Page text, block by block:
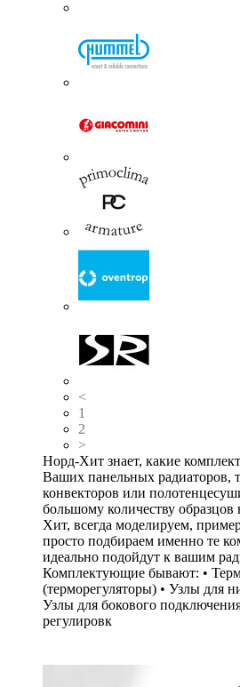
<
1
2
>
Норд-Хит знает, какие
Ваших панельных радиаторов,
конвекторов или
большому количеству
Хит, всегда моделируем,
просто подбираем именно те
идеально подойдут к вашим
Комплектующие бывают: •
(терморегуляторы) • Узлы для
Узлы для бокового
регулировк